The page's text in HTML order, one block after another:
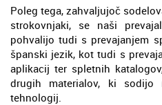
Poleg tega, zahvaljujoč
strokovnjaki, se naši
pohvalijo tudi s prevajanjem
španski jezik, kot tudi s
aplikacij ter spletnih
drugih materialov, ki sodijo
tehnologij.